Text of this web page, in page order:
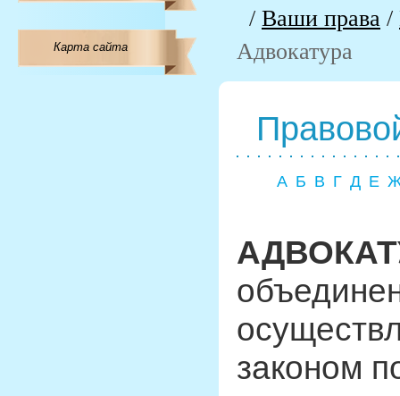
Карта сайта
/ Ваши права /
Адвокатура
А Б В Г Д Е
законом